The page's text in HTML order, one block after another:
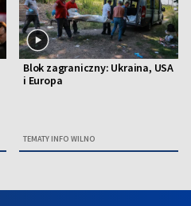
Blok zagraniczny: Ukraina, USA
i Europa
TEMATY INFO WILNO